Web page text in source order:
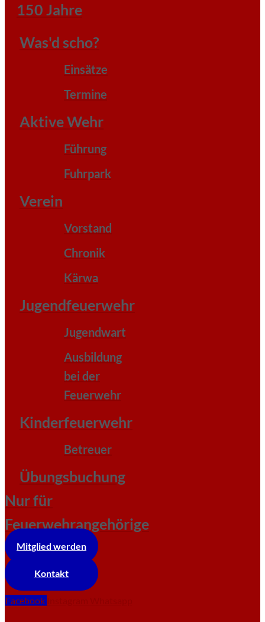
150 Jahre
Was'd scho?
Einsätze
Termine
Aktive Wehr
Führung
Fuhrpark
Verein
Vorstand
Chronik
Kärwa
Jugendfeuerwehr
Jugendwart
Ausbildung
bei der
Feuerwehr
Kinderfeuerwehr
Betreuer
Übungsbuchung
Nur für
Feuerwehrangehörige
Mitglied werden
Kontakt
Facebook